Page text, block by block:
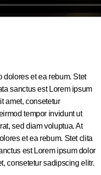
dolores et ea rebum. Stet
sanctus est Lorem ipsum
amet, consetetur
tempor invidunt ut
sed diam voluptua. At
et ea rebum. Stet clita
est Lorem ipsum dolor
consetetur sadipscing elitr.